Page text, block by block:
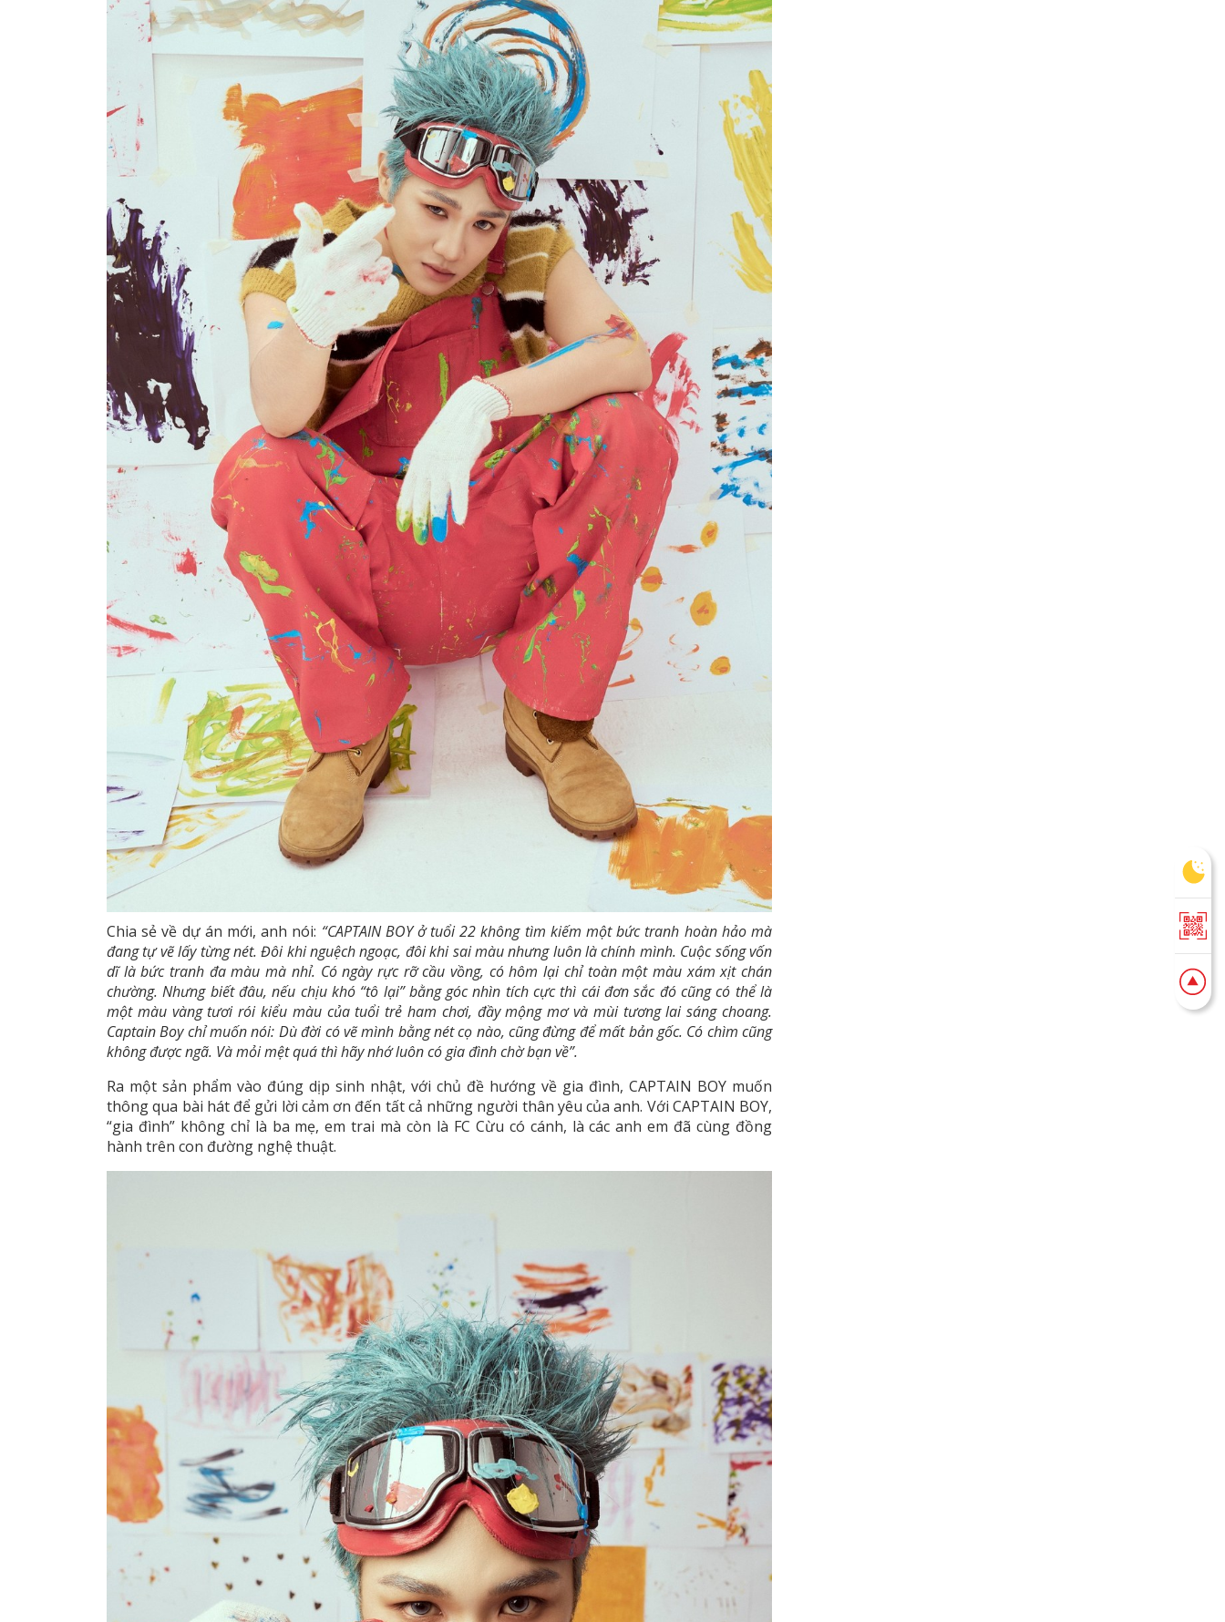
Chia sẻ về dự án mới, anh nói: “CAPTAIN BOYở tuổi 22 không tìm kiếm một bức tranh hoàn hảo mà
đang tự vẽ lấy từng nét. Đôi khi nguệch ngoạc, đôi khi sai màu nhưng luôn là chính mình. Cuộc sống vốn
dĩ là bức tranh đa màu mà nhỉ. Có ngày rực rỡ cầu vồng, có hôm lại chỉ toàn một màu xám xịt chán
chường. Nhưng biết đâu, nếu chịu khó “tô lại” bằng góc nhìn tích cực thì cái đơn sắc đó cũng có thể là
một màu vàng tươi rói kiểu màu của tuổi trẻ ham chơi, đầy mộng mơ và mùi tương lai sáng choang.
Captain Boy chỉ muốn nói: Dù đời có vẽ mình bằng nét cọ nào, cũng đừng để mất bản gốc. Có chìm cũng
không được ngã. Và mỏi mệt quá thì hãy nhớ luôn có gia đình chờ bạn về”.
Ra một sản phẩm vào đúng dịp sinh nhật, với chủ đề hướng về gia đình, CAPTAIN BOY muốn
thông qua bài hát để gửi lời cảm ơn đến tất cả những người thân yêu của anh. Với CAPTAIN BOY,
“gia đình” không chỉ là ba mẹ, em trai mà còn là FC Cừu có cánh, là các anh em đã cùng đồng
hành trên con đường nghệ thuật.